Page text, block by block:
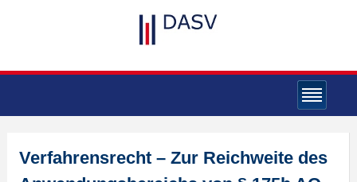
Verfahrensrecht – Zur Reichweite des